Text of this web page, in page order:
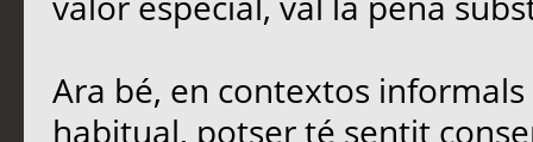
Ara bé, en contextos
habitual, potser té sentit